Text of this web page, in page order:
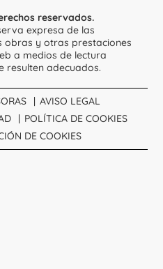
reservados.
expresa de las
obras y otras prestaciones
a medios de lectura
resulten adecuados.
AVISO LEGAL
POLÍTICA DE COOKIES
DE COOKIES